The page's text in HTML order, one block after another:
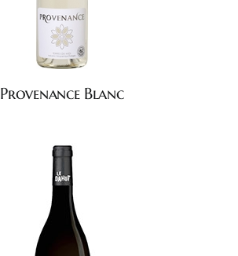
Provenance Blanc